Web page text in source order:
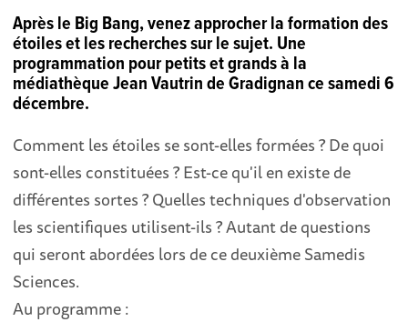
Après le Big Bang, venez approcher la formation des
étoiles et les recherches sur le sujet. Une
programmation pour petits et grands à la
médiathèque Jean Vautrin de Gradignan ce samedi 6
décembre.
Comment les étoiles se sont-elles formées ? De quoi
sont-elles constituées ? Est-ce qu'il en existe de
différentes sortes ? Quelles techniques d'observation
les scientifiques utilisent-ils ? Autant de questions
qui seront abordées lors de ce deuxième Samedis
Sciences.
Au programme :